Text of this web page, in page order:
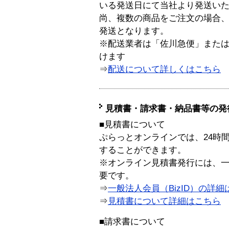
いる発送日にて当社より発送い
尚、複数の商品をご注文の場合
発送となります。
※配送業者は「佐川急便」また
けます
⇒配送について詳しくはこちら
見積書・請求書・納品書等の
■見積書について
ぷらっとオンラインでは、24時
することができます。
※オンライン見積書発行には、
要です。
⇒一般法人会員（BizID）の詳細
⇒ 見積書について詳細はこちら
■請求書について